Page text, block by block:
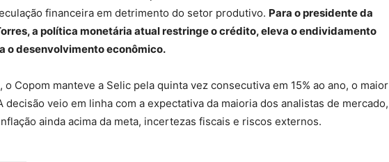
financeira em detrimento do setor produtivo. Para o presidente da
a política monetária atual restringe o crédito, eleva o endividamento
o desenvolvimento econômico.
o Copom manteve a Selic pela quinta vez consecutiva em 15% ao ano, o maior
decisão veio em linha com a expectativa da maioria dos analistas de mercado,
ainda acima da meta, incertezas fiscais e riscos externos.